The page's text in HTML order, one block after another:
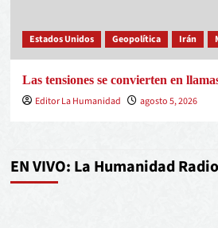
Estados Unidos Geopolítica Irán
Las tensiones se convierten en
Editor La Humanidad
agosto 5, 2026
EN VIVO: La Humanidad Radio